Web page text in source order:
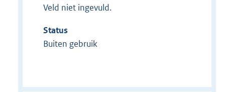
Veld niet ingevuld.
Status
Buiten gebruik